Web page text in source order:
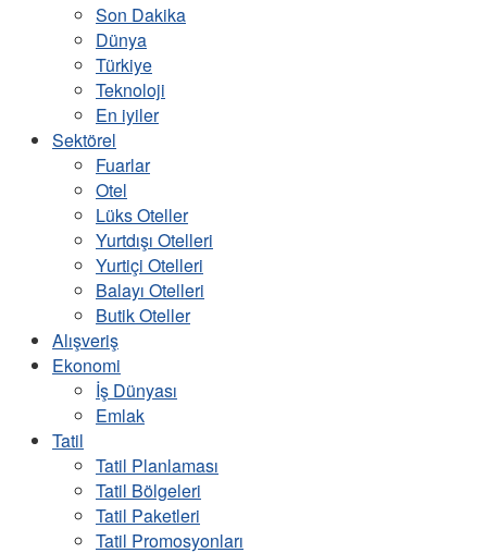
Son Dakika
Dünya
Türkiye
Teknoloji
En iyiler
Sektörel
Fuarlar
Otel
Lüks Oteller
Yurtdışı Otelleri
Yurtiçi Otelleri
Balayı Otelleri
Butik Oteller
Alışveriş
Ekonomi
İş Dünyası
Emlak
Tatil
Tatil Planlaması
Tatil Bölgeleri
Tatil Paketleri
Tatil Promosyonları